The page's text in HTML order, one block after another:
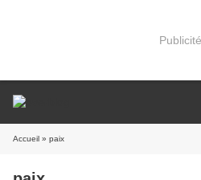
Publicité
Accueil » paix